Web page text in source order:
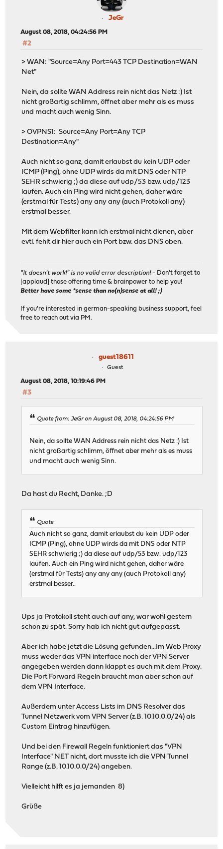
JeGr
August 08, 2018, 04:24:56 PM
#2
> WAN: "Source=Any Port=443 TCP Destination=WAN
Net"
Nein, da sollte WAN Address rein nicht das Netz :) Ist
nicht großartig schlimm, öffnet aber mehr als es muss
und macht auch wenig Sinn.
> OVPNS1: Source=Any Port=Any TCP
Destination=Any"
Auch nicht so ganz, damit erlaubst du kein UDP oder
ICMP (Ping), ohne UDP wirds da mit DNS oder NTP
SEHR schwierig ;) da diese auf udp/53 bzw. udp/123
laufen. Auch ein Ping wird nicht gehen, daher wäre
(erstmal für Tests) any any any (auch Protokoll any)
erstmal besser.
Mit dem Webfilter kann ich erstmal nicht dienen, aber
evtl. fehlt dir hier auch ein Port bzw. das DNS oben.
"It doesn't work!" is no valid error description!- Don't forget to
[applaud] those offering time & brainpower to help you!
Better have some *sense than no(n)sense at all! ;)
If you're interested in german-speaking business support, feel
free to reach out via PM.
guest18611
Guest
August 08, 2018, 10:19:46 PM
#3
Quote from: JeGr on August 08, 2018, 04:24:56 PM
Nein, da sollte WAN Address rein nicht das Netz :) Ist
nicht großartig schlimm, öffnet aber mehr als es muss
und macht auch wenig Sinn.
Da hast du Recht, Danke. ;D
Quote
Auch nicht so ganz, damit erlaubst du kein UDP oder
ICMP (Ping), ohne UDP wirds da mit DNS oder NTP
SEHR schwierig ;) da diese auf udp/53 bzw. udp/123
laufen. Auch ein Ping wird nicht gehen, daher wäre
(erstmal für Tests) any any any (auch Protokoll any)
erstmal besser..
Ups ja Protokoll steht auch auf any, war wohl gestern
schon zu spät. Sorry hab ich nicht gut aufgepasst.
Aber ich habe jetzt die Lösung gefunden...Im Web Proxy
muss weder das VPN interface noch der VPN Server
angegeben werden dann klappt es auch mit dem Proxy.
Die Port Forward Regeln braucht man aber schon auf
dem VPN Interface.
Außerdem unter Access Lists im DNS Resolver das
Tunnel Netzwerk vom VPN Server (z.B. 10.10.0.0/24) als
Custom Eintrag hinzufügen.
Und bei den Firewall Regeln funktioniert das "VPN
Interface" NET nicht, dort musste ich die VPN Tunnel
Range (z.B. 10.10.0.0/24) angeben.
Vielleicht hilft es ja jemanden 8)
Grüße